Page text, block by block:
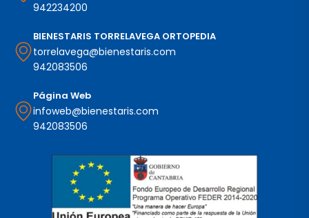
942234200
BIENESTARIS TORRELAVEGA ORTOPEDIA
torrelavega@bienestaris.com
942083506
Página Web
infoweb@bienestaris.com
942083506